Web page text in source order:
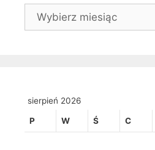
Archiwa
sierpień 2026
P W Ś C